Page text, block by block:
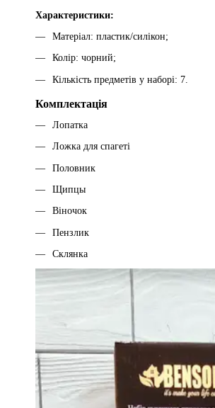
Характеристики:
Матеріал: пластик/силікон;
Колір: чорний;
Кількість предметів у наборі: 7.
Комплектація
Лопатка
Ложка для спагеті
Половник
Щипцы
Віночок
Пензлик
Склянка